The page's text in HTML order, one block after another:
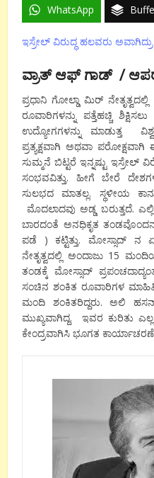
WhatsApp
ಇಸ್ರೇಲ್ ವಿರುದ್ಧ ಹಲವರು ಅವಾಗಿದ್ರು
ವ್ರಾತ್ ಆಫ್ ಗಾಡ್ /
ಪ್ರಧಾನಿ ಗೋಲ್ಡಾ ಮಿರ್
ರೂವಾರಿಗಳನ್ನು ಪತ್ತೆಹಚ್ಚಿ
ಉದ್ಯೋಗಗಳನ್ನು ಮಾಡುತ್ತ
ಪ್ರತ್ಯಕ್ಷವಾಗಿ ಅಥವಾ ಪರೋಕ್ಷವಾಗಿ
ಸುಮ್ಮನೆ ಬಿಟ್ಟರೆ ಇನ್ನಷ್ಟು ಇಸ್ರೇಲ್
ಸಂಭವವಿತ್ತು. ಹೀಗೆ ಬೇರೆ
ಸುಲಭದ ಮಾತಲ್ಲ. ಸ್ಥಳೀಯ
ಮೊದಲಾದವು ಅಡ್ಡ ಬರುತ್ತದೆ.
ಬಾರದಂತೆ ಅನಧಿಕೃತ
ಪಡೆ ) ಕಟ್ಟಿತ್ತು. ಮೋಸ್ಸಾದ್
ನೇತೃತ್ವದಲ್ಲಿ ಅಂದಾಜು 15
ತಂಡಕ್ಕೆ ಮೋಸ್ಸಾದ್
ಸಂಚಿನ ಶಂಕಿತ ರೂವಾರಿಗಳ ಮಾಹಿತಿ
ಮಂದಿ ಶಂಕಿತರಿದ್ದರು. ಅಲಿ
ಮುಖ್ಯವಾಗಿದ್ದ. ಇವರ ಕುರಿತು
ಕೇಂದ್ರವಾಗಿಸಿ ಭೂಗತ